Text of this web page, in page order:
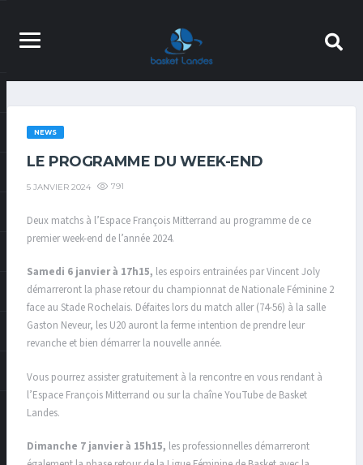
NEWS
LE PROGRAMME DU WEEK-END
5 JANVIER 2024 791
Deux matchs à l’Espace François Mitterrand au programme de ce
premier week-end de l’année 2024.
Samedi 6 janvier à 17h15, les espoirs entrainées par Vincent Joly
démarreront la phase retour du championnat de Nationale Féminine 2
face au Stade Rochelais. Défaites lors du match aller (74-56) à la salle
Gaston Neveur, les U20 auront la ferme intention de prendre leur
revanche et bien démarrer la nouvelle année.
Vous pourrez assister gratuitement à la rencontre en vous rendant à
l’Espace François Mitterrand ou sur la chaîne YouTube de Basket
Landes.
Dimanche 7 janvier à 15h15, les professionnelles démarreront